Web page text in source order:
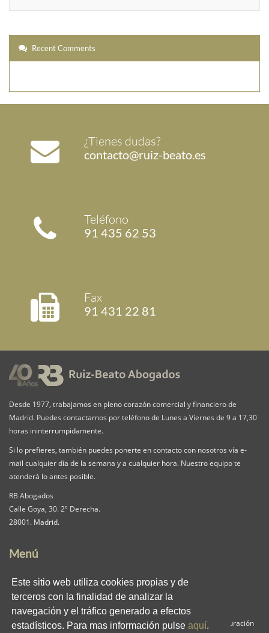
Este sitio web utiliza cookies propias y de
terceros con la finalidad de analizar la
navegación y el tráfico generado a efectos
estadísticos. Para mas información pulseaquí.
Recent Comments
¿Tienes dudas?
contacto@ruiz-beato.es
Teléfono
91 435 62 53
Fax
91 431 22 81
Desde 1977, trabajamos en pleno corazón comercial y financiero de
Madrid. Puedes contactarnos por teléfono de Lunes a Viernes de 9 a 17,30
horas ininterrumpidamente.
Si lo prefieres, también puedes ponerte en contacto con nosotros vía e-
mail cualquier día de la semana y a cualquier hora. Nuestro equipo te
atenderá lo antes posible.
RB Abogados
Calle Goya, 30. 2º Derecha.
28001. Madrid.
Menú
Nuestra Firma Servicios
Pack iguala
Contacta
Clientes
RB en los medios
Enlaces
Privacidad
Aviso Legal
Política de Cookies Panel de Configuración